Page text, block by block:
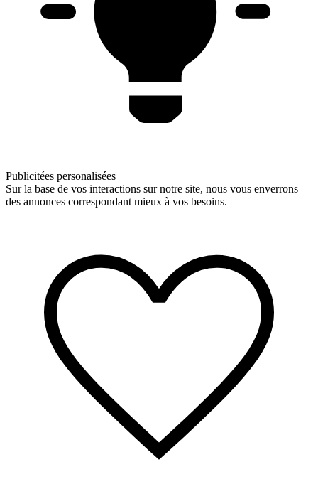
Publicitées personalisées
Sur la base de vos interactions sur notre site, nous vous enverrons
des annonces correspondant mieux à vos besoins.